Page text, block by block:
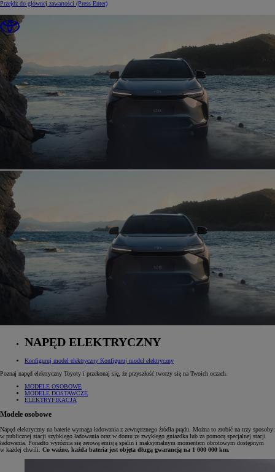
Przejdź do głównej zawartości (Press Enter)
NAPĘD ELEKTRYCZNY
Konfiguruj model elektryczny Konfiguruj model elektryczny
Poznaj napęd elektryczny Toyoty i przekonaj się, że przyszłość tworzy się na Twoich oczach.
MODELE OSOBOWE
MODELE DOSTAWCZE
ELEKTRYFIKACJA
Modele osobowe
Napęd elektryczny na baterie wymaga ładowania z zewnętrznego źródła prądu. Można to zrobić na trzy sposoby:
w publicznej stacji szybkiego ładowania oraz w domu ze zwykłego gniazdka lub za pomocą specjalnej stacji
ładowania. Ponadto wyróżnia się zerową emisją spalin i maksymalnym momentem obrotowym dostępnym
w każdej chwili. Co ważne, każda bateria jest objęta długą gwarancją na 1 000 000 km.